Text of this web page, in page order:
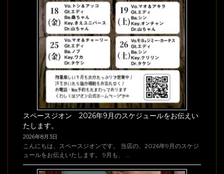
スペースジオン 2026年9月のスケジュールをお伝えい
たします。
2026年8月3日
こんにちは、スペースジオンです。 当店の、2026年9月のスケジ
ュールをお伝えいたします。 9月も、 …